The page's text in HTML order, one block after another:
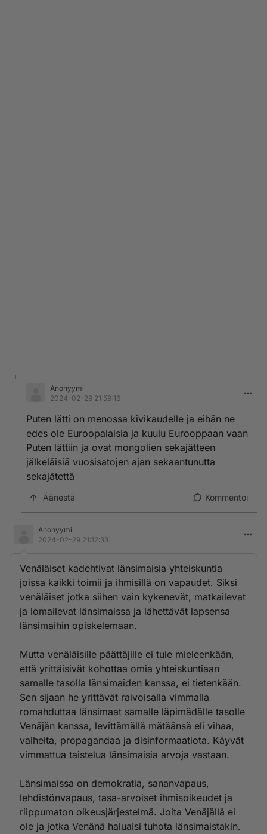
Anonyymi
2024-02-29 21:59:16
Puten lätti on menossa kivikaudelle ja eihän ne
edes ole Euroopalaisia ja kuulu Eurooppaan vaan
Puten lättiin ja ovat mongolien sekajätteen
jälkeläisiä vuosisatojen ajan sekaantunutta
sekajätettä
Äänestä Kommentoi
Anonyymi
2024-02-29 21:12:33
Venäläiset kadehtivat länsimaisia yhteiskuntia
joissa kaikki toimii ja ihmisillä on vapaudet. Siksi
venäläiset jotka siihen vain kykenevät, matkailevat
ja lomailevat länsimaissa ja lähettävät lapsensa
länsimaihin opiskelemaan.
Mutta venäläisille päättäjille ei tule mieleenkään,
että yrittäisivät kohottaa omia yhteiskuntiaan
samalle tasolla länsimaiden kanssa, ei tietenkään.
Sen sijaan he yrittävät raivoisalla vimmalla
romahduttaa länsimaat samalle läpimädälle tasolle
Venäjän kanssa, levittämällä mätäänsä eli vihaa,
valheita, propagandaa ja disinformaatiota. Käyvät
vimmattua taistelua länsimaisia arvoja vastaan.
Länsimaissa on demokratia, sananvapaus,
lehdistönvapaus, tasa-arvoiset ihmisoikeudet ja
riippumaton oikeusjärjestelmä. Joita Venäjällä ei
ole ja jotka Venänä haluaisi tuhota länsimaistakin.